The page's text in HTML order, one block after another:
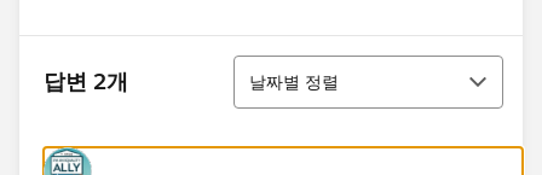
답변 2개
정렬
날짜별 정렬